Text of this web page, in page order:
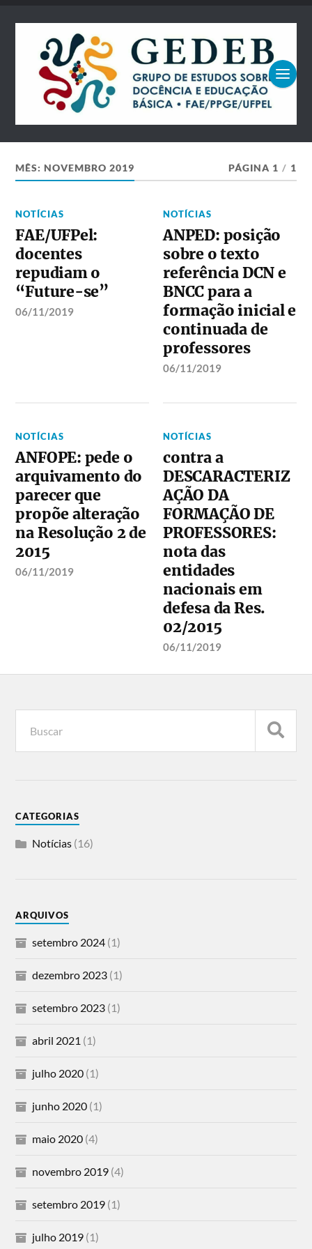
MÊS:NOVEMBRO 2019 PÁGINA 1 / 1
NOTÍCIAS
FAE/UFPel:
docentes
repudiam o
“Future-se”
06/11/2019
NOTÍCIAS
ANPED: posição
sobre o texto
referência DCN e
BNCC para a
formação inicial e
continuada de
professores
06/11/2019
NOTÍCIAS
ANFOPE: pede o
arquivamento do
parecer que
propõe alteração
na Resolução 2 de
2015
06/11/2019
NOTÍCIAS
contra a
DESCARACTERIZ
AÇÃO DA
FORMAÇÃO DE
PROFESSORES:
nota das
entidades
nacionais em
defesa da Res.
02/2015
06/11/2019
CATEGORIAS
Notícias (16)
ARQUIVOS
setembro 2024 (1)
dezembro 2023 (1)
setembro 2023 (1)
abril 2021 (1)
julho 2020 (1)
junho 2020 (1)
maio 2020 (4)
novembro 2019 (4)
setembro 2019 (1)
julho 2019 (1)